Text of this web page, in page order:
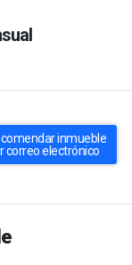
inmueble
correo electrónico